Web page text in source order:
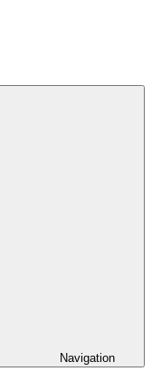
Navigation